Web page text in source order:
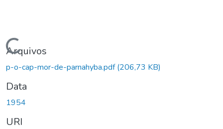
Carregando...
Arquivos
p-o-cap-mor-de-parnahyba.pdf(206,73 KB)
Data
1954
URI